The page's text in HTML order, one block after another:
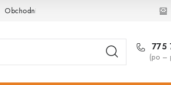
Obchodní podmínky Podmínky ochrany
775
(po –